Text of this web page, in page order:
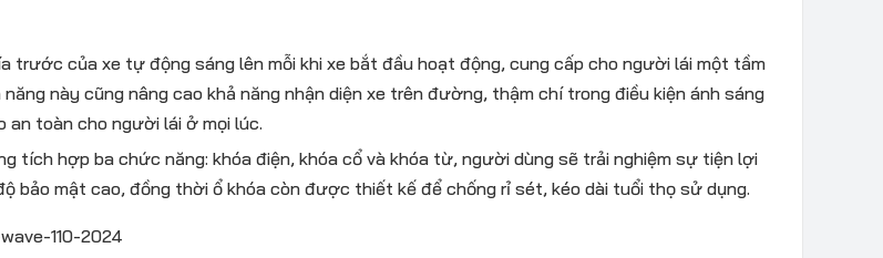
trước của xe tự động sáng lên mỗi khi xe bắt đầu hoạt động, cung cấp cho người lái một tầm
năng này cũng nâng cao khả năng nhận diện xe trên đường, thậm chí trong điều kiện ánh sáng
an toàn cho người lái ở mọi lúc.
tích hợp ba chức năng: khóa điện, khóa cổ và khóa từ, người dùng sẽ trải nghiệm sự tiện lợi
bảo mật cao, đồng thời ổ khóa còn được thiết kế để chống rỉ sét, kéo dài tuổi thọ sử dụng.